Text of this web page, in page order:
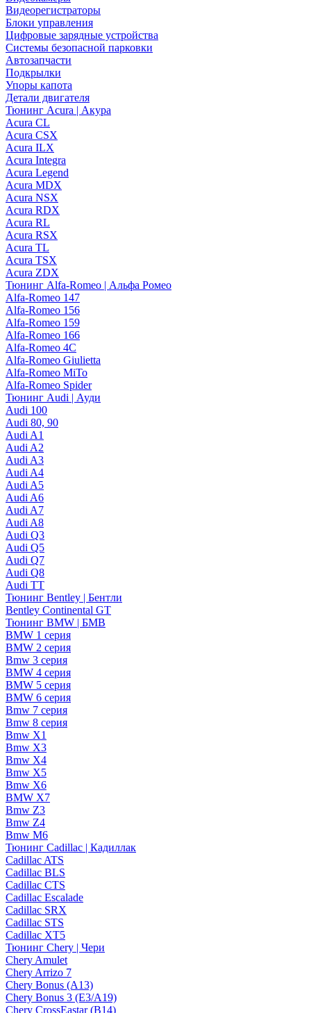
Видеорегистраторы
Блоки управления
Цифровые зарядные устройства
Системы безопасной парковки
Автозапчасти
Подкрылки
Упоры капота
Детали двигателя
Тюнинг Acura | Акура
Acura CL
Acura CSX
Acura ILX
Acura Integra
Acura Legend
Acura MDX
Acura NSX
Acura RDX
Acura RL
Acura RSX
Acura TL
Acura TSX
Acura ZDX
Тюнинг Alfa-Romeo | Альфа Ромео
Alfa-Romeo 147
Alfa-Romeo 156
Alfa-Romeo 159
Alfa-Romeo 166
Alfa-Romeo 4C
Alfa-Romeo Giulietta
Alfa-Romeo MiTo
Alfa-Romeo Spider
Тюнинг Audi | Ауди
Audi 100
Audi 80, 90
Audi A1
Audi A2
Audi A3
Audi A4
Audi A5
Audi A6
Audi A7
Audi A8
Audi Q3
Audi Q5
Audi Q7
Audi Q8
Audi TT
Тюнинг Bentley | Бентли
Bentley Continental GT
Тюнинг BMW | БМВ
BMW 1 серия
BMW 2 серия
Bmw 3 серия
BMW 4 серия
BMW 5 серия
BMW 6 серия
Bmw 7 серия
Bmw 8 серия
Bmw X1
Bmw X3
Bmw X4
Bmw X5
Bmw X6
BMW X7
Bmw Z3
Bmw Z4
Bmw М6
Тюнинг Cadillac | Кадиллак
Cadillac ATS
Cadillac BLS
Cadillac CTS
Cadillac Escalade
Cadillac SRX
Cadillac STS
Cadillac XT5
Тюнинг Chery | Чери
Chery Amulet
Chery Arrizo 7
Chery Bonus (A13)
Chery Bonus 3 (E3/A19)
Chery CrossEastar (B14)